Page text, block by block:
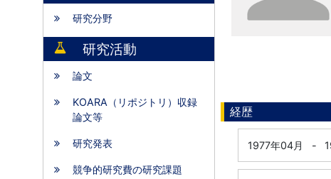
研究分野
研究活動
論文
KOARA（リポジトリ）収録
論文等
研究発表
競争的研究費の研究課題
経歴
1977年04月 -